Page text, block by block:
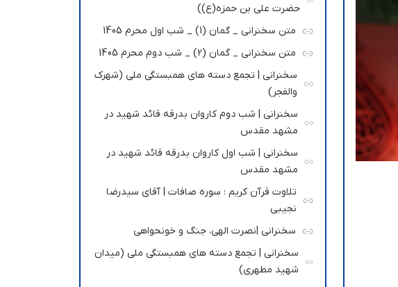
حضرت علی بن حمزه(ع))
متن سخنرانی _ گمان (1) _ شب اول محرم 1405
متن سخنرانی _ گمان (2) _ شب دوم محرم 1405
سخنرانی | تجمع دسته های همبستگی ملی (شهرک
والفجر)
سخنرانی | شب دوم کاروان بدرقه قائد شهید در
مشهد مقدس
سخنرانی | شب اول کاروان بدرقه قائد شهید در
مشهد مقدس
تلاوت قرآن کریم : سوره صافات | آقای سیدرضا
نجیبی
سخنرانی |نصرت الهی، جنگ و خونحواهی
سخنرانی | تجمع دسته های همبستگی ملی (میدان
شهید مطهری)